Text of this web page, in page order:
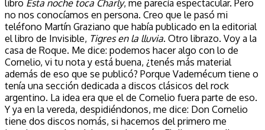
libro Esta noche toca Charly, me parecía espectacular. Pero
no nos conocíamos en persona. Creo que le pasó mi
teléfono Martín Graziano que había publicado en la editorial
el libro de Invisible, Tigres en la lluvia. Otro librazo. Voy a la
casa de Roque. Me dice: podemos hacer algo con lo de
Cornelio, vi tu nota y está buena, ¿tenés más material
además de eso que se publicó? Porque Vademécum tiene o
tenía una sección dedicada a discos clásicos del rock
argentino. La idea era que el de Cornelio fuera parte de eso.
Y ya en la vereda, despidiéndonos, me dice: Don Cornelio
tiene dos discos nomás, si hacemos del primero me